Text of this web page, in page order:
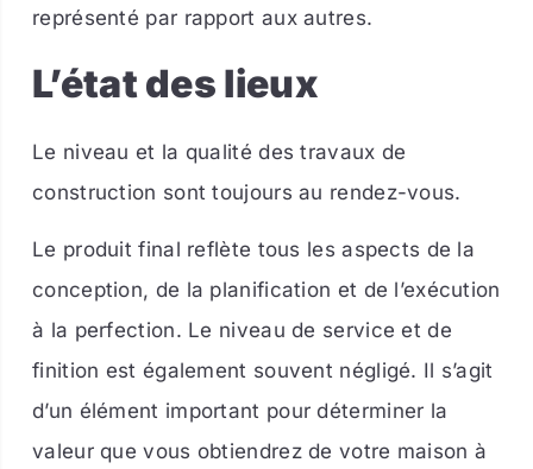
représenté par rapport aux autres.
L’état des lieux
Le niveau et la qualité des travaux de
construction sont toujours au rendez-vous.
Le produit final reflète tous les aspects de la
conception, de la planification et de l’exécution
à la perfection. Le niveau de service et de
finition est également souvent négligé. Il s’agit
d’un élément important pour déterminer la
valeur que vous obtiendrez de votre maison à